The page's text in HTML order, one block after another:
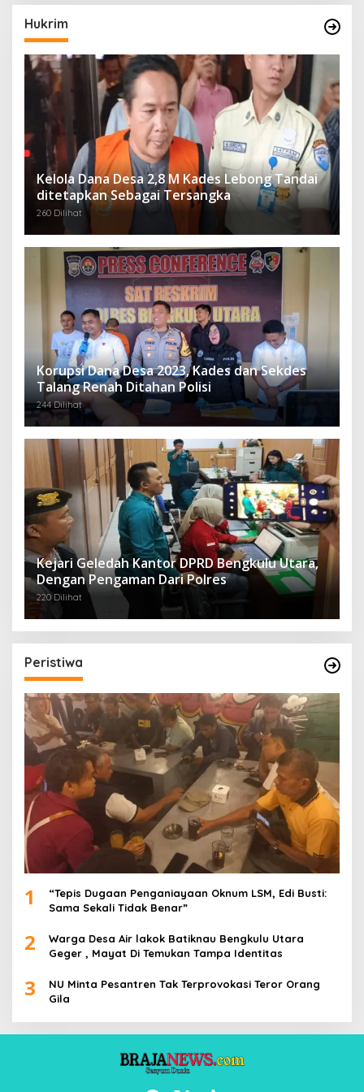
Hukrim
Kelola Dana Desa 2,8 M Kades Lebong Tandai
ditetapkan Sebagai Tersangka
260 Dilihat
Korupsi Dana Desa 2023, Kades dan Sekdes
Talang Renah Ditahan Polisi
244 Dilihat
Kejari Geledah Kantor DPRD Bengkulu Utara,
Dengan Pengaman Dari Polres
220 Dilihat
Peristiwa
1
“Tepis Dugaan Penganiayaan Oknum LSM, Edi Busti:
Sama Sekali Tidak Benar”
2
Warga Desa Air lakok Batiknau Bengkulu Utara
Geger , Mayat Di Temukan Tampa Identitas
3
NU Minta Pesantren Tak Terprovokasi Teror Orang
Gila